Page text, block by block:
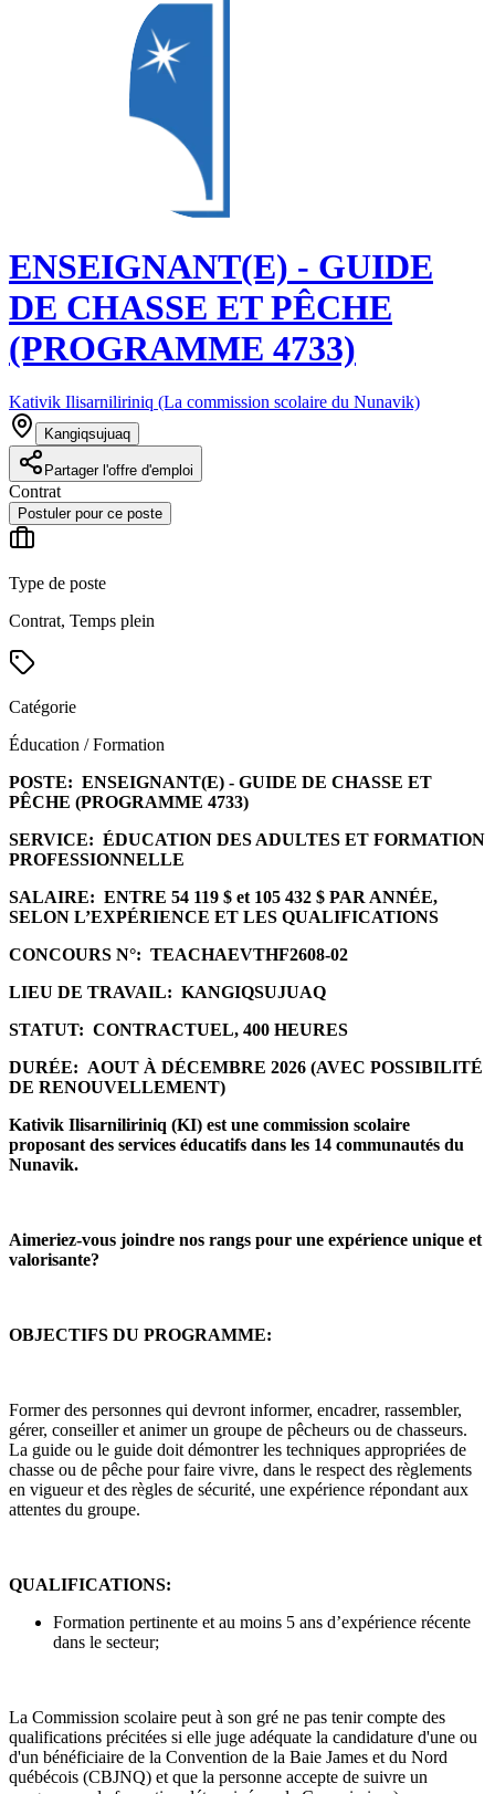
ENSEIGNANT(E) - GUIDE
DE CHASSE ET PÊCHE
(PROGRAMME 4733)
Kativik Ilisarniliriniq (La commission scolaire du Nunavik)
Kangiqsujuaq
Partager l'offre d'emploi
Contrat
Postuler pour ce poste
Type de poste
Contrat, Temps plein
Catégorie
Éducation / Formation
POSTE: ENSEIGNANT(E) - GUIDE DE CHASSE ET
PÊCHE (PROGRAMME 4733)
SERVICE: ÉDUCATION DES ADULTES ET FORMATION
PROFESSIONNELLE
SALAIRE: ENTRE 54 119 $ et 105 432 $ PAR ANNÉE,
SELON L’EXPÉRIENCE ET LES QUALIFICATIONS
CONCOURS N°: TEACHAEVTHF2608-02
LIEU DE TRAVAIL: KANGIQSUJUAQ
STATUT: CONTRACTUEL, 400 HEURES
DURÉE: AOUT À DÉCEMBRE 2026 (AVEC POSSIBILITÉ
DE RENOUVELLEMENT)
Kativik Ilisarniliriniq (KI) est une commission scolaire
proposant des services éducatifs dans les 14 communautés du
Nunavik.
Aimeriez-vous joindre nos rangs pour une expérience unique et
valorisante?
OBJECTIFS DU PROGRAMME:
Former des personnes qui devront informer, encadrer, rassembler,
gérer, conseiller et animer un groupe de pêcheurs ou de chasseurs.
La guide ou le guide doit démontrer les techniques appropriées de
chasse ou de pêche pour faire vivre, dans le respect des règlements
en vigueur et des règles de sécurité, une expérience répondant aux
attentes du groupe.
QUALIFICATIONS:
Formation pertinente et au moins 5 ans d’expérience récente
dans le secteur;
La Commission scolaire peut à son gré ne pas tenir compte des
qualifications précitées si elle juge adéquate la candidature d'une ou
d'un bénéficiaire de la Convention de la Baie James et du Nord
québécois (CBJNQ) et que la personne accepte de suivre un